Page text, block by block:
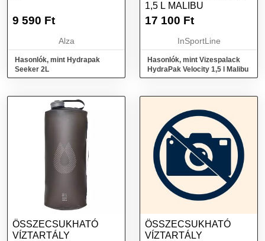
9 590 Ft
Alza
Hasonlók, mint Hydrapak
Seeker 2L
1,5 L MALIBU
17 100 Ft
InSportLine
Hasonlók, mint Vizespalack
HydraPak Velocity 1,5 l Malibu
ÖSSZECSUKHATÓ
VÍZTARTÁLY
ÖSSZECSUKHATÓ
VÍZTARTÁLY